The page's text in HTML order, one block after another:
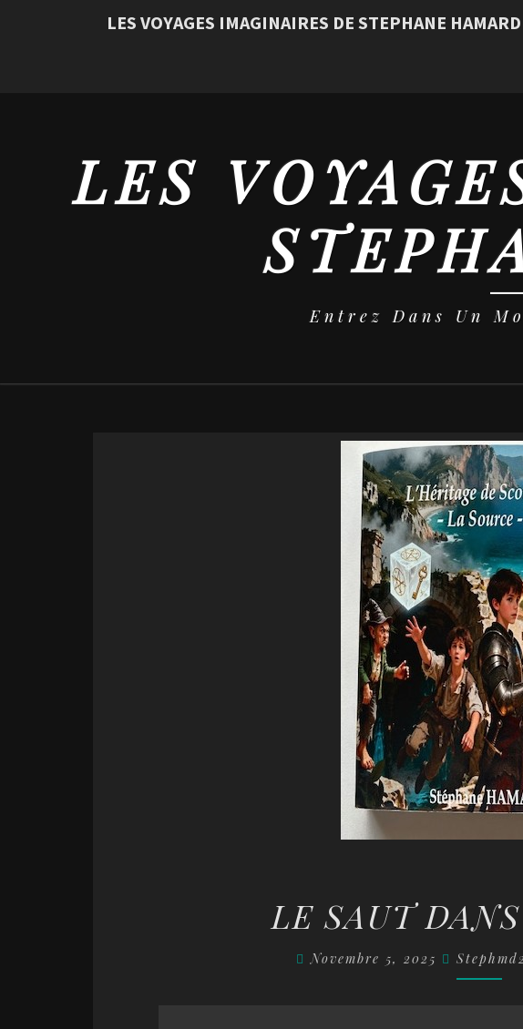
LES VOYAGES IMAGINAIRES DE STEPHANE HAMARD
LES
Entrez Dans Un
SAUT
LE
LE SAUT
Novembre 5, 2025